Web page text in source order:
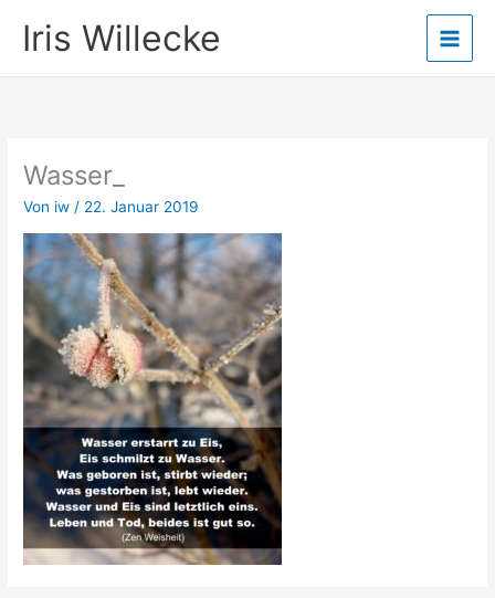
InhaltIris Willecke
Wasser_
Von iw / 22. Januar 2019